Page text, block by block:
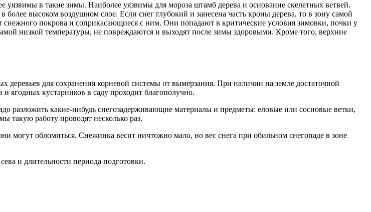
в такие зимы. Наиболее уязвимы для мороза штамб дерева и основание скелетных ветвей.
высоком воздушном слое. Если снег глубокий и занесена часть кроны дерева, то в зону самой
покрова и соприкасающиеся с ним. Они попадают в критические условия зимовки, почки у
низкой температуры, не повреждаются и выходят после зимы здоровыми. Кроме того, верхние
деревьев для сохранения корневой системы от вымерзания. При наличии на земле достаточной
ягодных кустарников в саду проходит благополучно.
разложить какие-нибудь снегозадерживающие материалы и предметы: еловые или сосновые ветки,
такую работу проводят несколько раз.
могут обломиться. Снежинка весит ничтожно мало, но вес снега при обильном снегопаде в зоне
и длительности периода подготовки.